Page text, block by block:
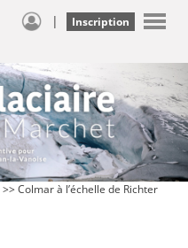
| Inscription
>> Colmar à l’échelle de Richter